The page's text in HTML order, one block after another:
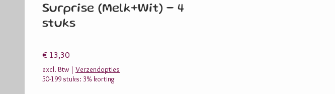
Surprise (Melk+Wit) - 4
stuks
€ 13,30Prijs
excl. Btw | Verzendopties
50-199 stuks: 3% korting